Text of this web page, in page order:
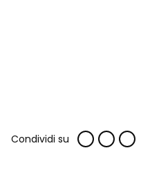
Condividi su